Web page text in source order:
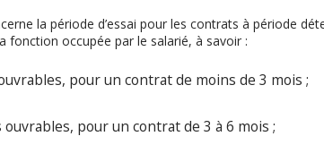
la période d’essai pour les contrats à période
fonction occupée par le salarié, à savoir :
pour un contrat de moins de 3 mois ;
ouvrables, pour un contrat de 3 à 6 mois ;